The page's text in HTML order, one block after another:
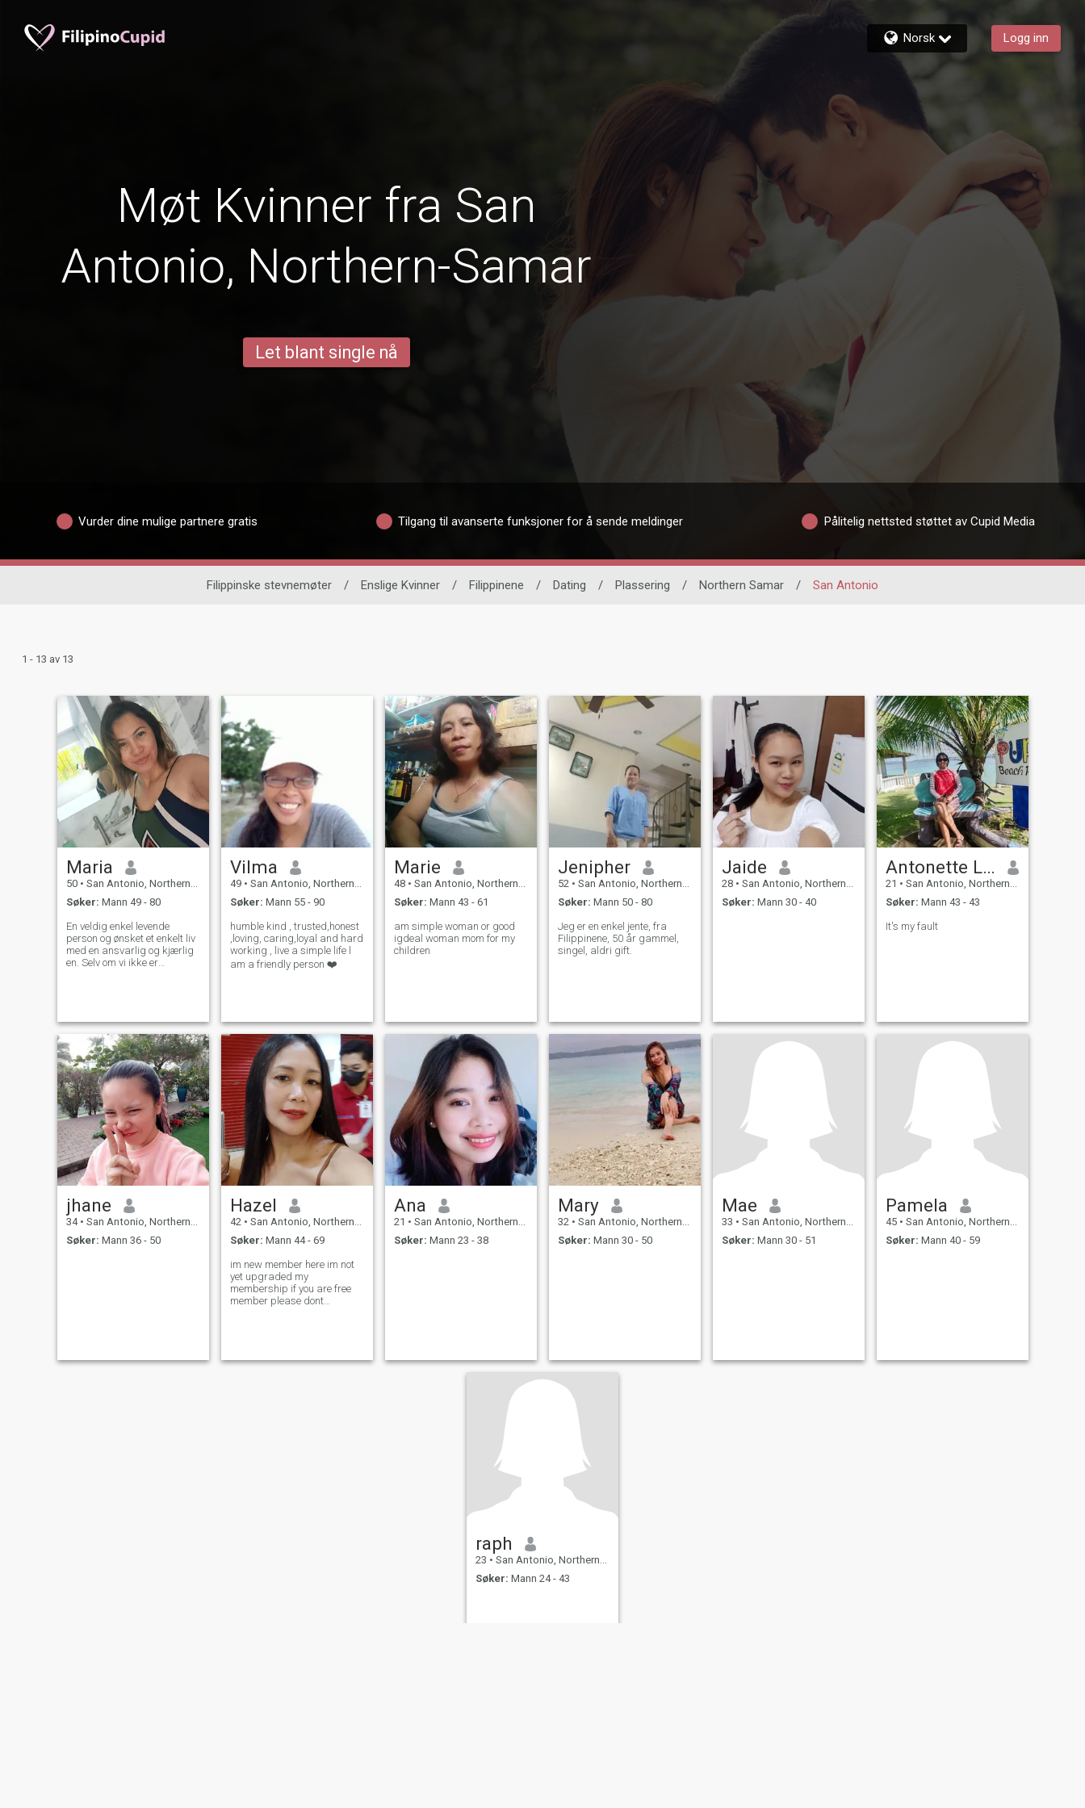
Norsk Logg inn
Møt Kvinner fra San
Antonio, Northern-Samar
Let blant single nå
Vurder dine mulige partnere gratis Tilgang til avanserte funksjoner for å sende meldinger Pålitelig nettsted støttet av Cupid Media
Filippinske stevnemøter / Enslige Kvinner / Filippinene / Dating / Plassering / Northern Samar / San Antonio
1 - 13 av 13
Maria
50 • San Antonio, Northern Samar, Filippinene
Søker: Mann 49 - 80
En veldig enkel levende
person og ønsket et enkelt liv
med en ansvarlig og kjærlig
en. Selv om vi ikke er
Vilma
49 • San Antonio, Northern Samar, Filippinene
Søker: Mann 55 - 90
humble kind , trusted,honest
,loving, caring,loyal and hard
working , live a simple life l
am a friendly person ❤️
Marie
48 • San Antonio, Northern Samar, Filippinene
Søker: Mann 43 - 61
am simple woman or good
igdeal woman mom for my
children
Jenipher
52 • San Antonio, Northern Samar, Filippinene
Søker: Mann 50 - 80
Jeg er en enkel jente, fra
Filippinene, 50 år gammel,
singel, aldri gift.
Jaide
28 • San Antonio, Northern Samar, Filippinene
Søker: Mann 30 - 40
Antonette Lutero
21 • San Antonio, Northern Samar, Filippinene
Søker: Mann 43 - 43
It's my fault
jhane
34 • San Antonio, Northern Samar, Filippinene
Søker: Mann 36 - 50
Hazel
42 • San Antonio, Northern Samar, Filippinene
Søker: Mann 44 - 69
im new member here im not
yet upgraded my
membership if you are free
member please dont
Ana
21 • San Antonio, Northern Samar, Filippinene
Søker: Mann 23 - 38
Mary
32 • San Antonio, Northern Samar, Filippinene
Søker: Mann 30 - 50
Mae
33 • San Antonio, Northern Samar, Filippinene
Søker: Mann 30 - 51
Pamela
45 • San Antonio, Northern Samar, Filippinene
Søker: Mann 40 - 59
raph
23 • San Antonio, Northern Samar, Filippinene
Søker: Mann 24 - 43